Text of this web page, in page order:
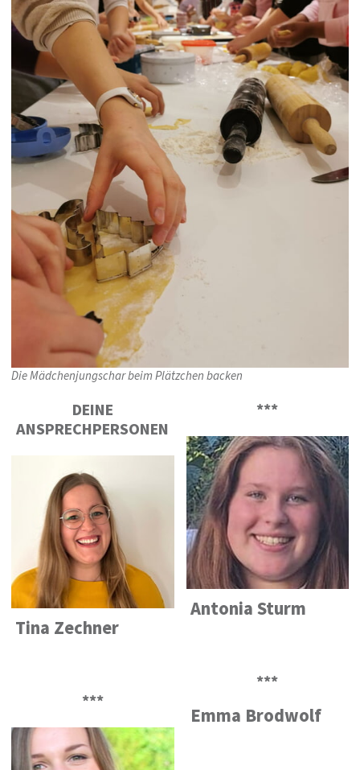
Die Mädchenjungschar beim Plätzchen backen
DEINE
ANSPRECHPERSONEN
Tina Zechner
***
***
Antonia Sturm
***
Emma Brodwolf